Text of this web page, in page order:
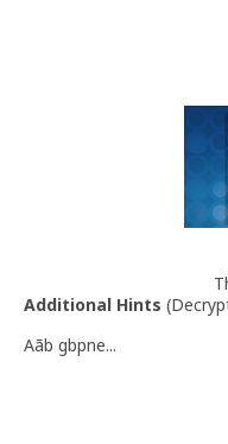
Additional Hints (
Aãb gbpne...